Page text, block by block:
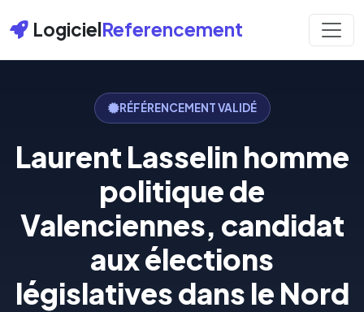
LogicielReferencement
RÉFÉRENCEMENT VALIDÉ
Laurent Lasselin homme
politique de
Valenciennes, candidat
aux élections
législatives dans le Nord